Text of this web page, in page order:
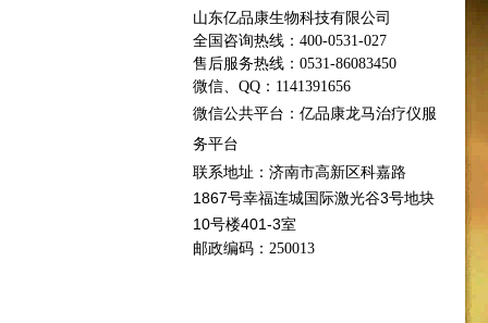
山东亿品康生物科技有限公司
全国咨询热线：400-0531-027
售后服务热线：0531-86083450
微信、QQ：1141391656
微信公共平台：亿品康龙马治疗仪服
务平台
联系地址： 济南市高新区科嘉路
1867号幸福连城国际激光谷3号地块
10号楼401-3室
邮政编码：250013